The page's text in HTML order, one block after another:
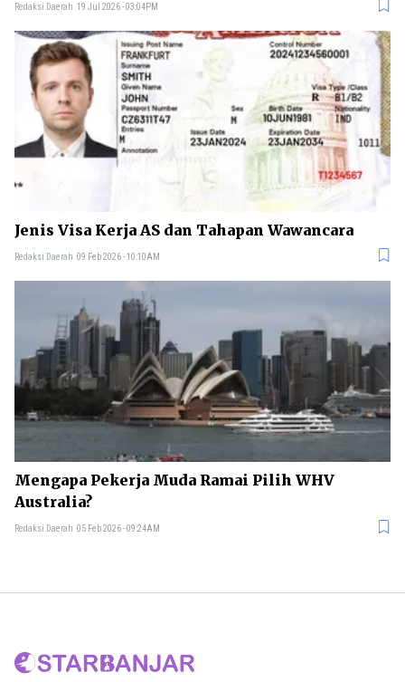
Redaksi Daerah 19 Jul 2026 - 03:04PM
Jenis Visa Kerja AS dan Tahapan Wawancara
Redaksi Daerah 09 Feb 2026 - 10:10AM
Mengapa Pekerja Muda Ramai Pilih WHV
Australia?
Redaksi Daerah 05 Feb 2026 - 09:24AM